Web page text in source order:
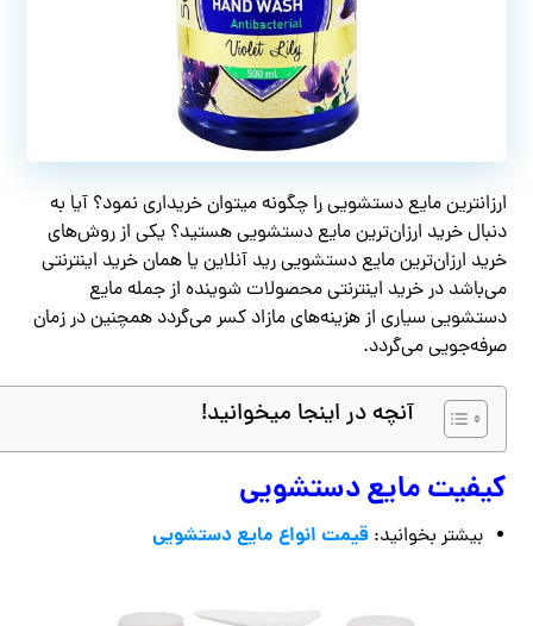
ارزانترین مایع دستشویی را چگونه میتوان خریداری نمود؟ آیا به
دنبال خرید ارزان‌ترین مایع دستشویی هستید؟ یکی از روش‌های
خرید ارزان‌ترین مایع دستشویی رید آنلاین یا همان خرید اینترنتی
می‌باشد در خرید اینترنتی محصولات شوینده از جمله مایع
دستشویی سیاری از هزینه‌های مازاد کسر می‌گردد همچنین در زمان
صرفه‌جویی می‌گردد.
آنچه در اینجا میخوانید!
کیفیت مایع دستشویی
بیشتر بخوانید: قیمت انواع مایع دستشویی